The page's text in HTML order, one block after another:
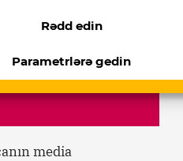
Rədd edin
Parametrlərə gedin
media